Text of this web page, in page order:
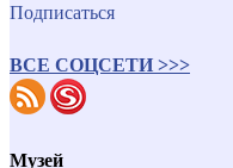
Подписаться
ВСЕ СОЦСЕТИ >>>
Музей